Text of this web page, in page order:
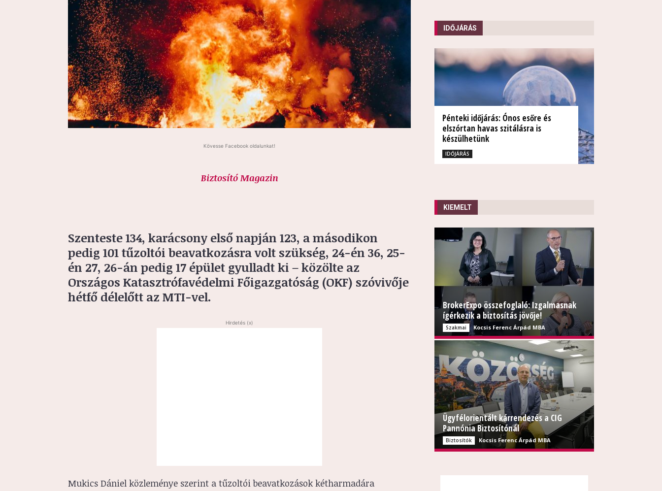
Kövesse Facebook oldalunkat!
Biztosító Magazin
Szenteste 134, karácsony első napján 123, a másodikon
pedig 101 tűzoltói beavatkozásra volt szükség, 24-én 36, 25-
én 27, 26-án pedig 17 épület gyulladt ki – közölte az
Országos Katasztrófavédelmi Főigazgatóság (OKF) szóvivője
hétfő délelőtt az MTI-vel.
Hirdetés (x)
Mukics Dániel közleménye szerint a tűzoltói beavatkozások kétharmadára
IDŐJÁRÁS
Pénteki időjárás: Ónos esőre és
elszórtan havas szitálásra is
készülhetünk
IDŐJÁRÁS
KIEMELT
BrokerExpo összefoglaló: Izgalmasnak
ígérkezik a biztosítás jövője!
Szakmai Kocsis Ferenc Árpád MBA
Ügyfélorientált kárrendezés a CIG
Pannónia Biztosítónál
Biztosítók Kocsis Ferenc Árpád MBA